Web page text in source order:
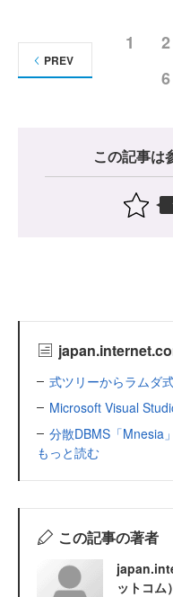
1 2
6
PREV
この記事は
式ツリーからラムダ
Microsoft Visual
分散DBMS「Mnesia
もっと読む
この記事の著者
ットコム）